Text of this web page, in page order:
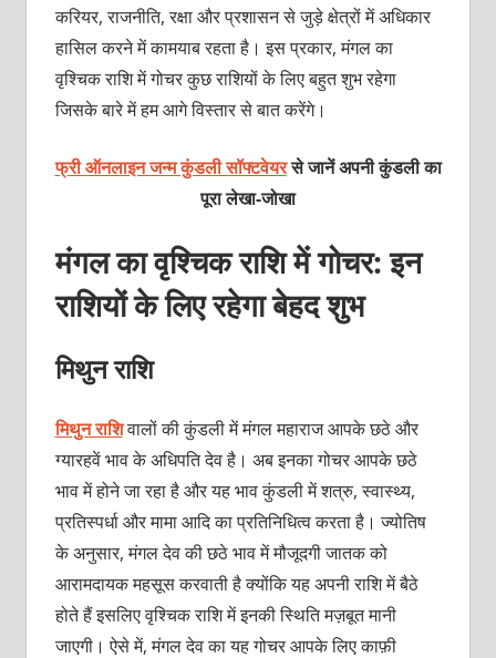
करियर, राजनीति, रक्षा और प्रशासन से जुड़े क्षेत्रों में अधिकार
हासिल करने में कामयाब रहता है। इस प्रकार, मंगल का
वृश्चिक राशि में गोचर कुछ राशियों के लिए बहुत शुभ रहेगा
जिसके बारे में हम आगे विस्तार से बात करेंगे।
फ्री ऑनलाइन जन्म कुंडली सॉफ्टवेयरसे जानें अपनी कुंडली का
पूरा लेखा-जोखा
मंगल का वृश्चिक राशि में गोचर: इन
राशियों के लिए रहेगा बेहद शुभ
मिथुन राशि
मिथुन राशिवालों की कुंडली में मंगल महाराज आपके छठे और
ग्यारहवें भाव के अधिपति देव है। अब इनका गोचर आपके छठे
भाव में होने जा रहा है और यह भाव कुंडली में शत्रु, स्वास्थ्य,
प्रतिस्पर्धा और मामा आदि का प्रतिनिधित्व करता है। ज्योतिष
के अनुसार, मंगल देव की छठे भाव में मौजूदगी जातक को
आरामदायक महसूस करवाती है क्योंकि यह अपनी राशि में बैठे
होते हैं इसलिए वृश्चिक राशि में इनकी स्थिति मज़बूत मानी
जाएगी। ऐसे में, मंगल देव का यह गोचर आपके लिए काफ़ी